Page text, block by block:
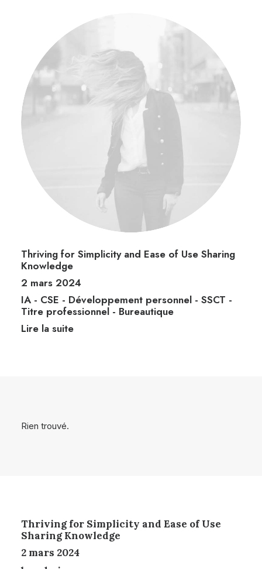
Thriving for Simplicity and Ease of Use Sharing
Knowledge
2 mars 2024
IA - CSE - Développement personnel - SSCT -
Titre professionnel - Bureautique
Lire la suite
Rien trouvé.
Thriving for Simplicity and Ease of Use
Sharing Knowledge
2 mars 2024